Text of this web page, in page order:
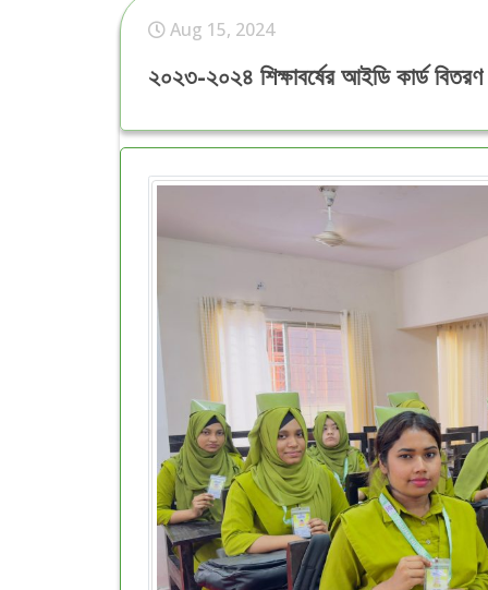
Aug 15, 2024
২০২৩-২০২৪ শিক্ষাবর্ষের আইডি কার্ড